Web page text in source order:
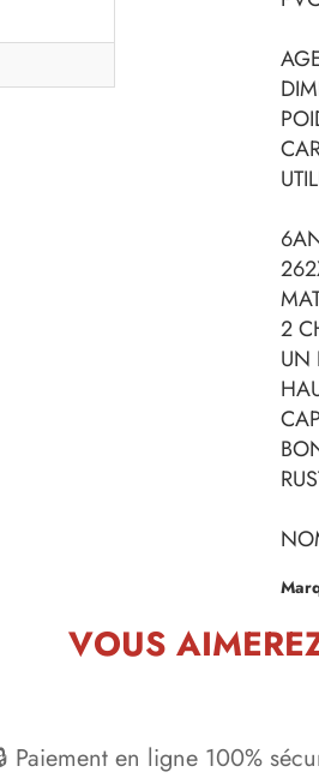
2
UN
VOUS
Paiement en ligne 100%